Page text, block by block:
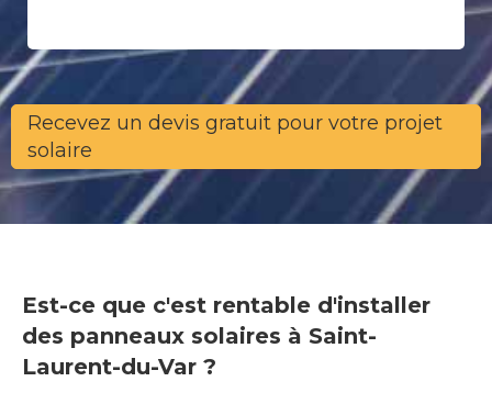
Recevez un devis gratuit pour votre projet
solaire
Est-ce que c'est rentable d'installer
des panneaux solaires à Saint-
Laurent-du-Var ?